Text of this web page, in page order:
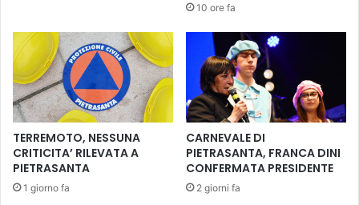
n
a
e
C
o
m
u
n
i
d
u
t
a
c
o
n
v
o
c
10 ore fa
TERREMOTO, NESSUNA
CRITICITA’ RILEVATA A
PIETRASANTA
1 giorno fa
CARNEVALE DI
PIETRASANTA, FRANCA DINI
CONFERMATA PRESIDENTE
2 giorni fa